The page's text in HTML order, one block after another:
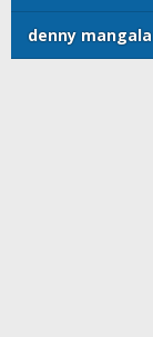
denny mangala